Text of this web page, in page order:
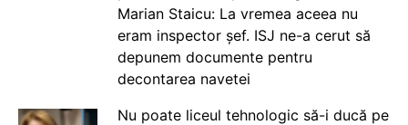
Marian Staicu: La vremea aceea nu
eram inspector șef. ISJ ne-a cerut să
depunem documente pentru
decontarea navetei
Nu poate liceul tehnologic să-i ducă pe